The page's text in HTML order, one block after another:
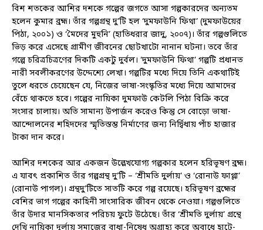
বিশ শতকের আশির দশকে গল্পের জগতে আসা গল্পকারদের অন্যতম
হলেন কুমার ব্রহ্ম। তাঁর গল্পগ্রন্থ দু’টি হল ‘দুমফাউনি ফিথা’ (দুমফাউয়ের
পিঠা, ২০০১) ও ‘মৈদের মুহুনি’ (হাতিধরার জাদু, ২০০৭)। তাঁর গল্পগুলিতে
ভিড় করে এসেছে গ্রামীণ জীবনের ছোটখাটো নানান ঘটনা। তবে তাঁর
গল্পে চরিত্রচিত্রণের দিকটি একটু দুর্বল। ‘দুমফাউনি ফিথা’ গল্পটি প্রধানত
নারী সবলীকরণের উদ্দেশ্যে লেখা। গল্পটির মধ্যে দিয়ে তিনি একথাটিই
তুলে ধরতে চেয়েছেন যে, নিজের ভাষা-সংস্কৃতির মধ্যে দিয়ে আমাদের
বেঁচে থাকতে হবে। গল্পের নায়িকা দুমফাউ কেটলি পিঠা বিক্রি করে
সংসার চালায়। অতি সামান্য উপার্জন করেও কিন্তু সে বোড়ো ভাষা-
আন্দোলনের শহিদদের স্মৃতিস্তম্ভ নির্মাণের জন্য নির্দ্বিধায় পাঁচ হাজার
টাকা দান করে।
আশির দশকের আর একজন উল্লেখযোগ্য গল্পকার হলেন হরিভূষণ ব্রহ্ম।
এ যাবৎ প্রকাশিত তাঁর গল্পগ্রন্থ দু’টি – ‘শ্রীমতি দুর্লায়’ ও ‘রোনাউ ফাগ্লা’
(রোনাউ পাগল)। গ্রন্থদু’টিতে সাতটি করে গল্প রয়েছে। হরিভূষণ ব্রহ্মের
বেশির ভাগ গল্পের কাহিনী সাংসারিক জীবন থেকে নেওয়া। গল্পগুলিতে
তাঁর উদার মানসিকতার পরিচয় ফুটে উঠেছে। তাঁর ‘শ্রীমতি দুর্লায়’ গ্রন্থে